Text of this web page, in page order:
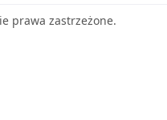
prawa zastrzeżone.